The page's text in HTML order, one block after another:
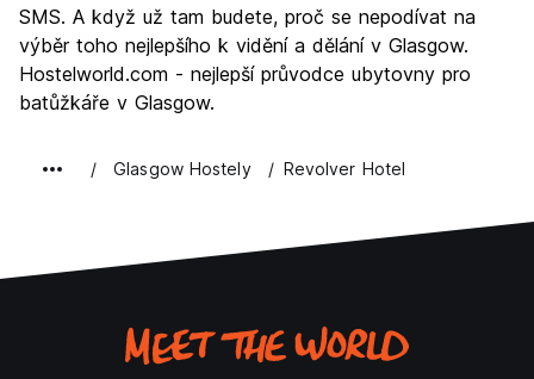
SMS. A když už tam budete, proč se nepodívat na
výběr toho nejlepšího k vidění a dělání v Glasgow.
Hostelworld.com - nejlepší průvodce ubytovny pro
batůžkáře v Glasgow.
Glasgow Hostely Revolver Hotel